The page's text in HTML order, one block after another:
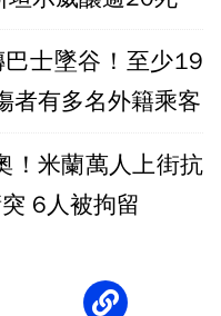
巴士墜谷！至少19
者有多名外籍乘客
！米蘭萬人上街抗
6人被拘留